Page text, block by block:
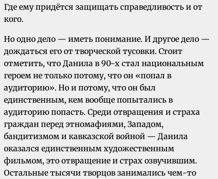
Где ему придётся защищать справедливость и от
кого.
Но одно дело — иметь понимание. И другое дело —
дождаться его от творческой тусовки. Стоит
отметить, что Данила в 90-х стал национальным
героем не только потому, что он «попал в
аудиторию». Но и потому, что он был
единственным, кем вообще попытались в
аудиторию попасть. Среди отвращения и страха
граждан перед этномафиями, Западом,
бандитизмом и кавказской войной — Данила
оказался единственным художественным
фильмом, это отвращение и страх озвучившим.
Остальные тысячи творцов занимались чем-то